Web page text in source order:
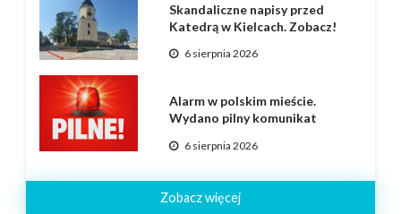
Skandaliczne napisy przed
Katedrą w Kielcach. Zobacz!
6 sierpnia 2026
Alarm w polskim mieście.
Wydano pilny komunikat
6 sierpnia 2026
Zobacz więcej